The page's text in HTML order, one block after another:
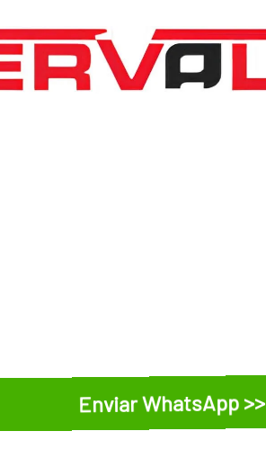
Enviar WhatsApp >>